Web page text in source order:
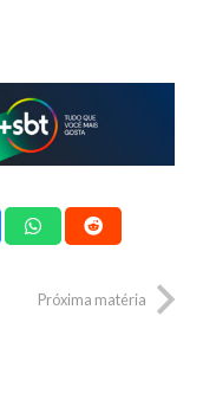
Próxima matéria